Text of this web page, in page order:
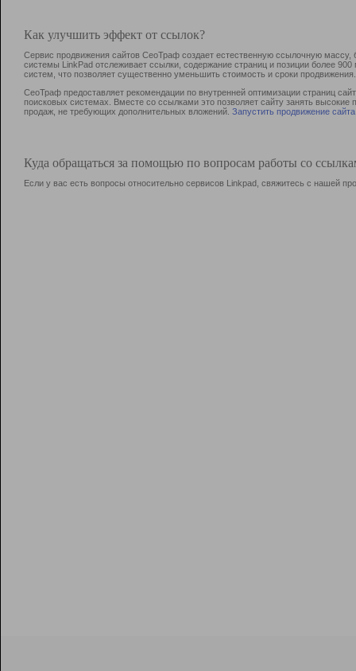
Как улучшить эффект от ссылок?
Сервис продвижения сайтов СеоТраф создает естественную ссылочную
системы LinkPad отслеживает ссылки, содержание страниц и позиции более
систем, что позволяет существенно уменьшить стоимость и сроки продвижения.
СеоТраф предоставляет рекомендации по внутренней оптимизации страниц
поисковых системах. Вместе со ссылками это позволяет сайту занять
продаж, не требующих дополнительных вложений. Запустить продвижение сайта
Куда обращаться за помощью по вопросам работы со
Если у вас есть вопросы относительно сервисов Linkpad, свяжитесь с нашей